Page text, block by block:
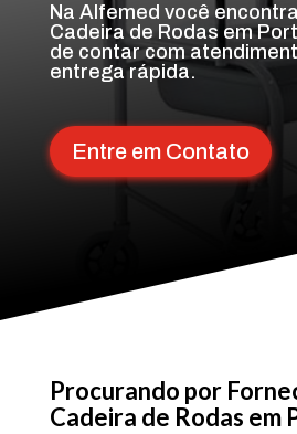
Na Alfemed você
Cadeira de Rodas em
de contar com
entrega rápida.
Entre em Contato
Procurando por
Cadeira de Rodas em